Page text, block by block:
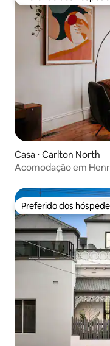
Casa ⋅ Carlton North
Acomodação em
Preferido dos
Preferido dos